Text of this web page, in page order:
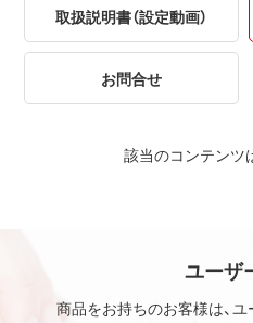
取扱説明書（設定動画）
お問合せ
該当のコンテンツ
ユーザ
商品をお持ちのお客様は、